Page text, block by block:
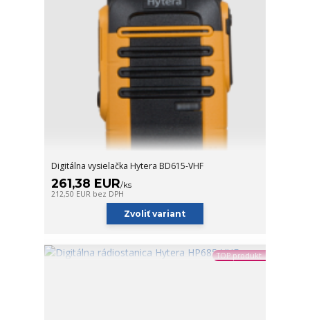
Digitálna vysielačka Hytera BD615-VHF
261,38 EUR/ks
212,50 EUR bez DPH
Zvoliť variant
TOP produkt